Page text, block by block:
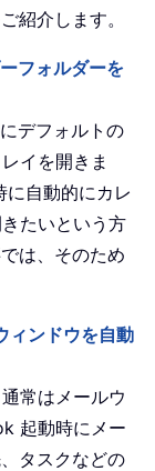
紹介します。
フォルダーを
デフォルトの
イを開きま
自動的にカレ
たいという方
は、そのため
ンドウを自動
常はメールウ
起動時にメー
タスクなどの